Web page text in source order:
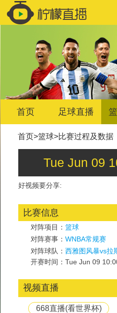
首页 足球直播
首页>篮球>比赛过程及数据
Tue Jun 09
好视频要分享:
比赛信息
对阵项目： 篮球
对阵赛事： WNBA常规赛
对阵球队： 西雅图风暴vs拉
开赛时间：Tue Jun 09
视频直播
668直播(看世界杯)